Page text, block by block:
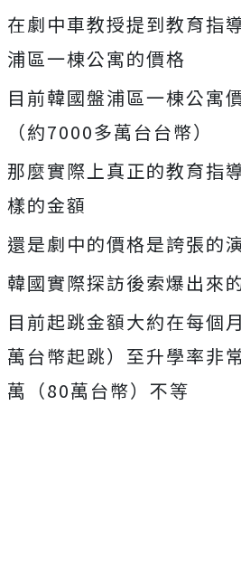
在劇中車教授提到教育指
浦區一棟公寓的價格
目前韓國盤浦區一棟公寓
（約7000多萬台台幣）
那麼實際上真正的教育指
樣的金額
還是劇中的價格是誇張的
韓國實際探訪後索爆出來
目前起跳金額大約在每個
萬台幣起跳）至升學率非
萬（80萬台幣）不等